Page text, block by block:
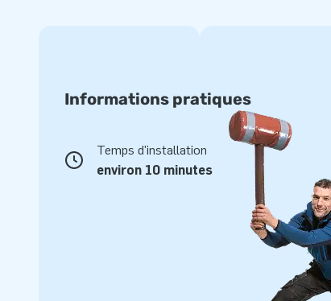
Informations pratiques
Temps d'installation
environ 10 minutes